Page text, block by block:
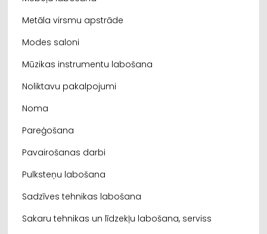
Metāla virsmu apstrāde
Modes saloni
Mūzikas instrumentu labošana
Noliktavu pakalpojumi
Noma
Pareģošana
Pavairošanas darbi
Pulksteņu labošana
Sadzīves tehnikas labošana
Sakaru tehnikas un līdzekļu labošana, serviss